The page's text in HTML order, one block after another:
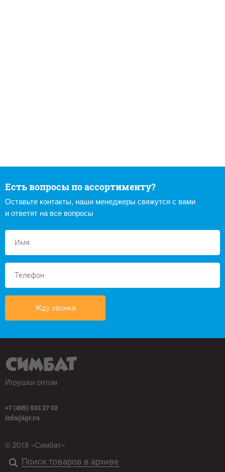
Есть вопросы по ассортименту?
Оставьте контакты, наши менеджеры свяжутся с вами
и ответят на все вопросы
Жду звонка
Игрушки оптом
+7 (495) 933 27 02
info@igr.ru
© 2018 «Симбат»